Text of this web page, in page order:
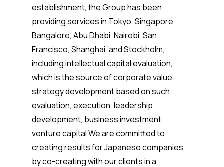
establishment, the Group has been
providing services in Tokyo, Singapore,
Bangalore, Abu Dhabi, Nairobi, San
Francisco, Shanghai, and Stockholm,
including intellectual capital evaluation,
which is the source of corporate value,
strategy development based on such
evaluation, execution, leadership
development, business investment,
venture capital We are committed to
creating results for Japanese companies
by co-creating with our clients in a